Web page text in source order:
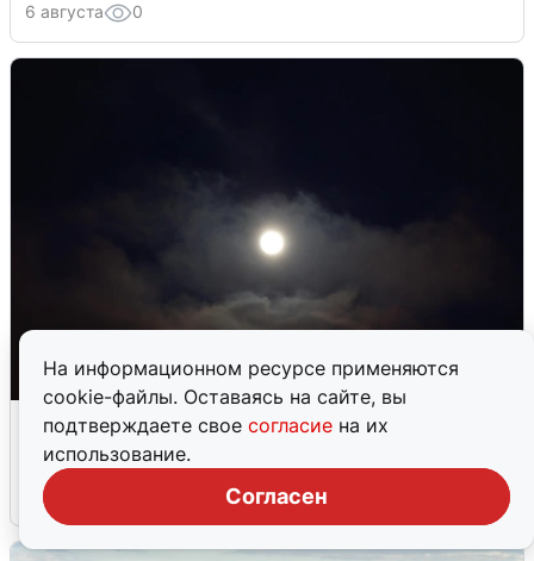
На информационном ресурсе применяются
cookie-файлы. Оставаясь на сайте, вы
подтверждаете свое согласие на их
использование.
Согласен
6 августа 0
Взрывы в Воронеже после сигнала
тревоги
5 августа